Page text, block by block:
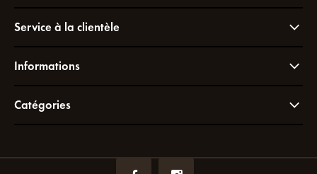
Service à la clientèle
Informations
Catégories